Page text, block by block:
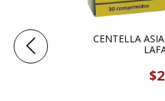
X10
CENTELLA